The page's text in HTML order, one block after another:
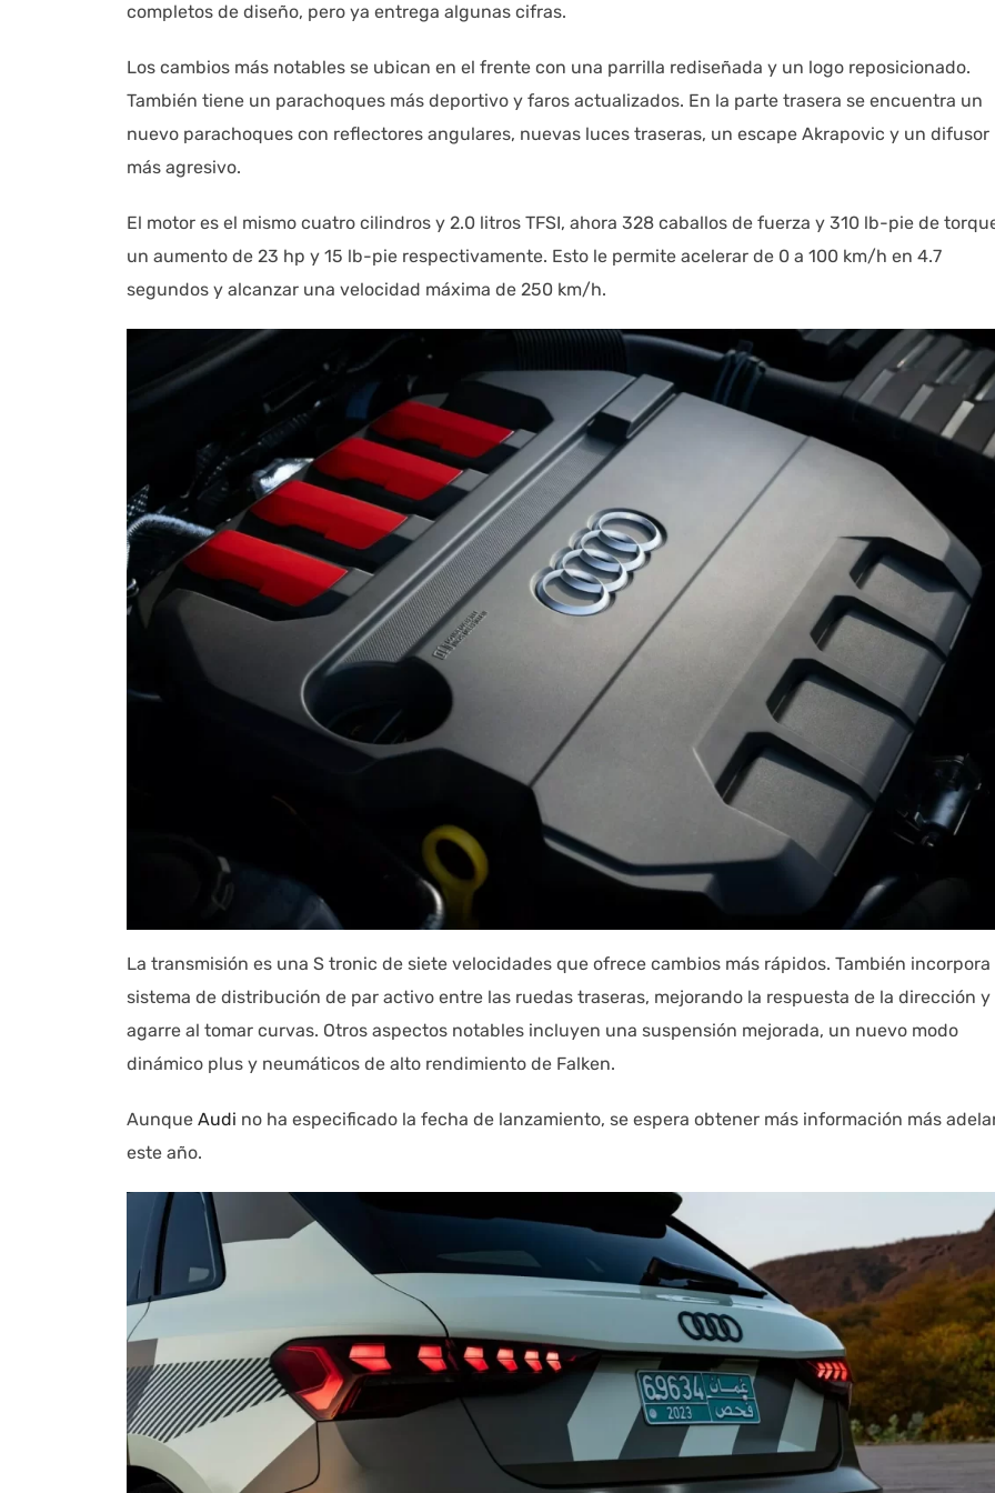
completos de diseño, pero ya entrega algunas cifras.
Los cambios más notables se ubican en el frente con una parrilla rediseñada y un logo reposicionado.
También tiene un parachoques más deportivo y faros actualizados. En la parte trasera se encuentra un
nuevo parachoques con reflectores angulares, nuevas luces traseras, un escape Akrapovic y un difusor
más agresivo.
El motor es el mismo cuatro cilindros y 2.0 litros TFSI, ahora 328 caballos de fuerza y 310 lb-pie de
un aumento de 23 hp y 15 lb-pie respectivamente. Esto le permite acelerar de 0 a 100 km/h en 4.7
segundos y alcanzar una velocidad máxima de 250 km/h.
La transmisión es una S tronic de siete velocidades que ofrece cambios más rápidos. También
sistema de distribución de par activo entre las ruedas traseras, mejorando la respuesta de la dirección y
agarre al tomar curvas. Otros aspectos notables incluyen una suspensión mejorada, un nuevo modo
dinámico plus y neumáticos de alto rendimiento de Falken.
Aunque Audi no ha especificado la fecha de lanzamiento, se espera obtener más información más
este año.